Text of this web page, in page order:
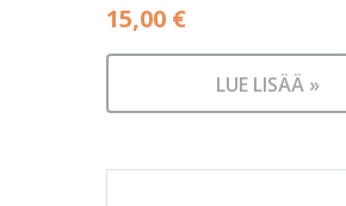
15,00 €
LUE LISÄÄ »